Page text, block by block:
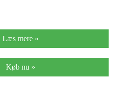
Læs mere »
Køb nu »